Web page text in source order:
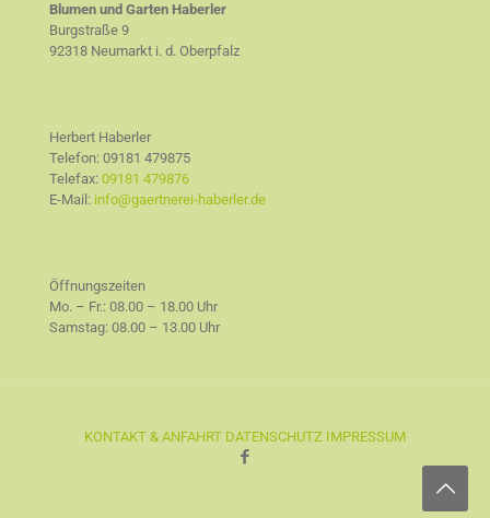
Blumen und Garten Haberler
Burgstraße 9
92318 Neumarkt i. d. Oberpfalz
Herbert Haberler
Telefon: 09181 479875
Telefax: 09181 479876
E-Mail: info@gaertnerei-haberler.de
Öffnungszeiten
Mo. – Fr.: 08.00 – 18.00 Uhr
Samstag: 08.00 – 13.00 Uhr
KONTAKT & ANFAHRT DATENSCHUTZ IMPRESSUM